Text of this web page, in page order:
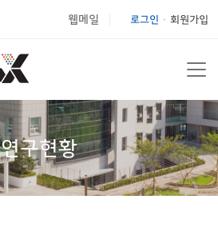
웹메일 로그인 회원가입
연구현황